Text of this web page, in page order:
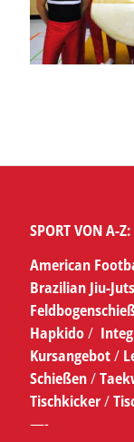
SPORT VON A-Z:
American
Brazilian Jiu-
Hapkido/
Kursangebot/
Schießen/
Tischkicker/
—-